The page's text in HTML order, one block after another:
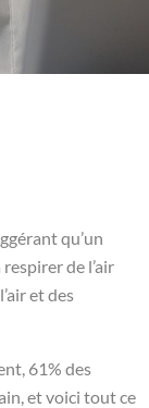
qu’un
de l’air
et des
61% des
et voici tout ce